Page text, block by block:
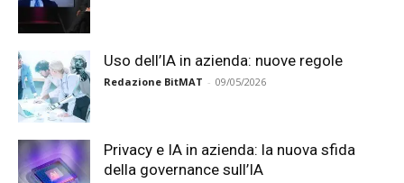
Uso dell’IA in azienda: nuove regole
Redazione BitMAT - 09/05/2026
Privacy e IA in azienda: la nuova sfida
della governance sull’IA